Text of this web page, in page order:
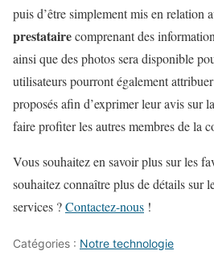
puis d’être simplement mis en relation
prestatairecomprenant des
ainsi que des photos sera disponible
utilisateurs pourront également
proposés afin d’exprimer leur avis sur
faire profiter les autres membres de la
Vous souhaitez en savoir plus sur les
souhaitez connaître plus de détails sur
services ?Contactez-nous !
Catégories : Notre technologie